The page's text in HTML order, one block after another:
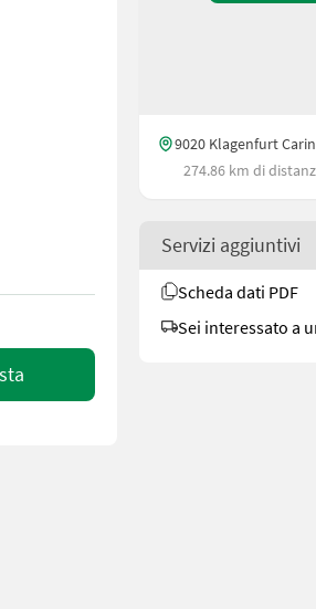
del §57 in corso di validità -
9020 Klagenfurt
274.86 km di
Servizi aggiuntivi
Scheda dati PDF
Sei interessato a